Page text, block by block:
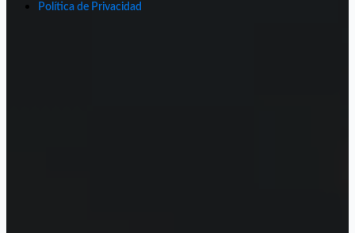
Política de Privacidad